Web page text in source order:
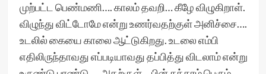
முற்பட்ட பெண்மணி…. காலம் தவறி… கீழே விழுகிறாள்.
விழுந்து விட்டோமே என்று உணர்வதற்குள் அனிச்சை….
உடலில் கையை காலை ஆட்டுகிறது. உடலை எம்பி
எதிலிருந்தாவது எப்படியாவது தப்பித்து விடலாம் என்று